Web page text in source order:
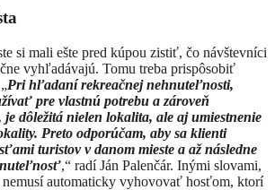
si mali ešte pred kúpou zistiť, čo návštevníci
vyhľadávajú. Tomu treba prispôsobiť
Pri hľadaní rekreačnej nehnuteľnosti,
pre vlastnú potrebu a zároveň
dôležitá nielen lokalita, ale aj umiestnenie
Preto odporúčam, aby sa klienti
turistov v danom mieste a až následne
,“ radí Ján Palenčár. Inými slovami,
automaticky vyhovovať hosťom, ktorí